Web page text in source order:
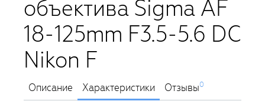
объектива Sigma AF
18-125mm F3.5-5.6 DC
Nikon F
Описание Характеристики Отзывы0